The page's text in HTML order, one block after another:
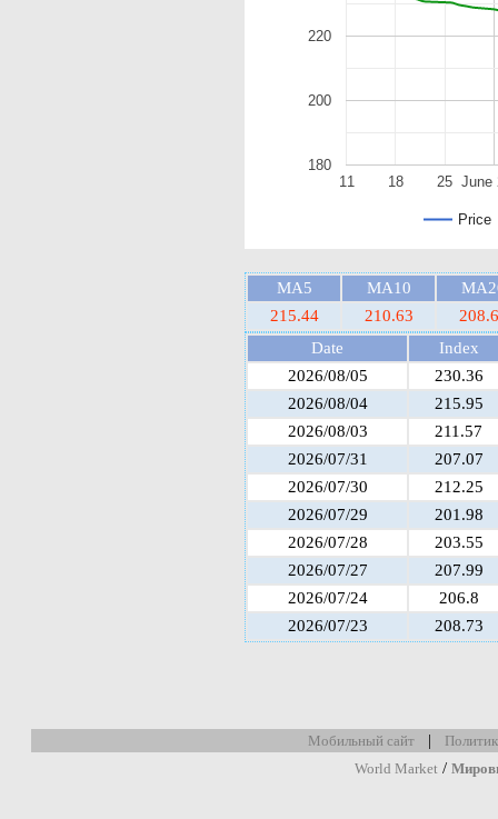
Price
June
11 18 25
180
200
220
MA5 MA10
215.44
210.63
Date
Index
2026/08/05
230.36
2026/08/04
215.95
2026/08/03
211.57
2026/07/31
207.07
2026/07/30
212.25
2026/07/29
201.98
2026/07/28
203.55
2026/07/27
207.99
2026/07/24
206.8
2026/07/23
208.73
Мобильный сайт|
World Market /